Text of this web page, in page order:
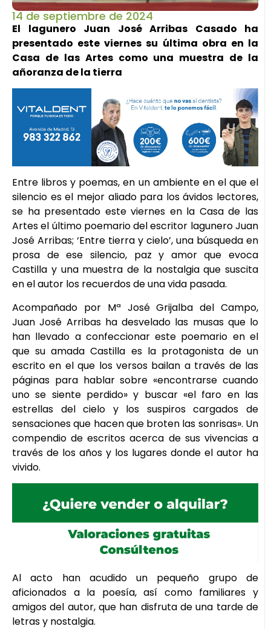
14 de septiembre de 2024
El lagunero Juan José Arribas Casado ha
presentado este viernes su última obra en la
Casa de las Artes como una muestra de la
añoranza de la tierra
Entre libros y poemas, en un ambiente en el que el
silencio es el mejor aliado para los ávidos lectores,
se ha presentado este viernes en la Casa de las
Artes el último poemario del escritor lagunero Juan
José Arribas; ‘Entre tierra y cielo’, una búsqueda en
prosa de ese silencio, paz y amor que evoca
Castilla y una muestra de la nostalgia que suscita
en el autor los recuerdos de una vida pasada.
Acompañado por Mª José Grijalba del Campo,
Juan José Arribas ha desvelado las musas que lo
han llevado a confeccionar este poemario en el
que su amada Castilla es la protagonista de un
escrito en el que los versos bailan a través de las
páginas para hablar sobre «encontrarse cuando
uno se siente perdido» y buscar «el faro en las
estrellas del cielo y los suspiros cargados de
sensaciones que hacen que broten las sonrisas». Un
compendio de escritos acerca de sus vivencias a
través de los años y los lugares donde el autor ha
vivido.
Al acto han acudido un pequeño grupo de
aficionados a la poesía, así como familiares y
amigos del autor, que han disfruta de una tarde de
letras y nostalgia.